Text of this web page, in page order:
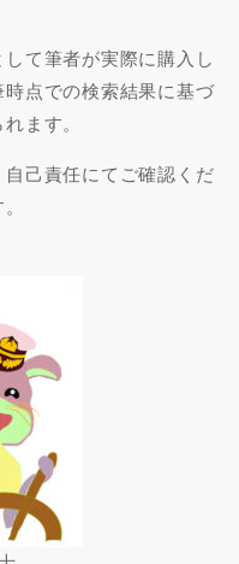
て筆者が実際に購入し
点での検索結果に基づ
ます。
己責任にてご確認くだ